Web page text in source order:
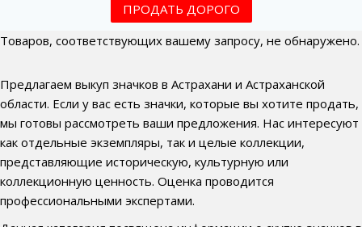
ПРОДАТЬ ДОРОГО
Товаров, соответствующих вашему запросу, не обнаружено.
Предлагаем выкуп значков в Астрахани и Астраханской
области. Если у вас есть значки, которые вы хотите продать,
мы готовы рассмотреть ваши предложения. Нас интересуют
как отдельные экземпляры, так и целые коллекции,
представляющие историческую, культурную или
коллекционную ценность. Оценка проводится
профессиональными экспертами.